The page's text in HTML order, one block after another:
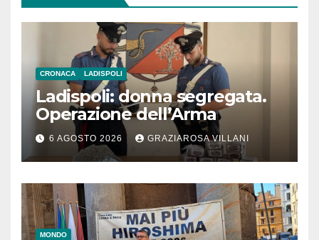
CRONACA LADISPOLI
Ladispoli: donna segregata.
Operazione dell’Arma
6 AGOSTO 2026 GRAZIAROSA VILLANI
MONDO